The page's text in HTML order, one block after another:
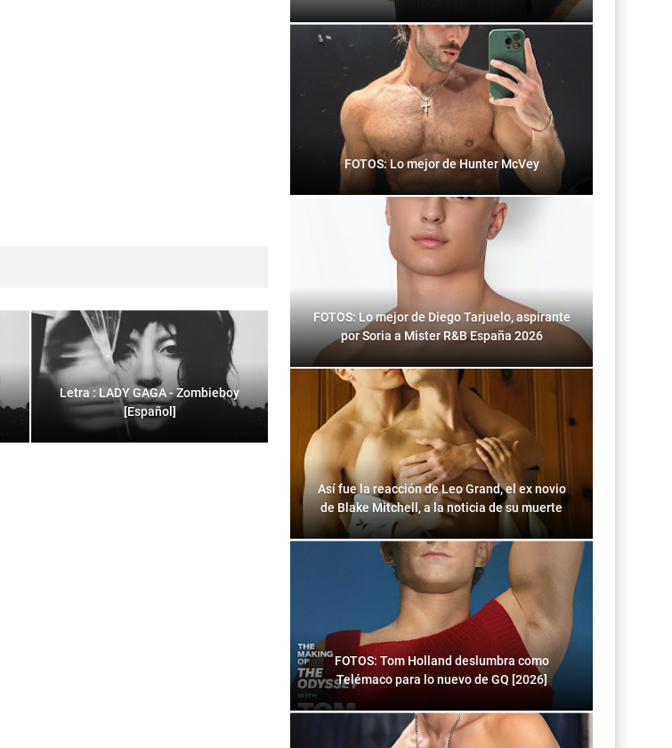
Letra : LADY GAGA - Zombieboy
[Español]
FOTOS: Lo mejor de Hunter McVey
FOTOS: Lo mejor de Diego Tarjuelo, aspirante
por Soria a Mister R&B España 2026
Así fue la reacción de Leo Grand, el ex novio
de Blake Mitchell, a la noticia de su muerte
FOTOS: Tom Holland deslumbra como
Telémaco para lo nuevo de GQ [2026]